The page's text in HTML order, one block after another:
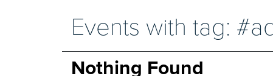
Events with tag:
Nothing Found